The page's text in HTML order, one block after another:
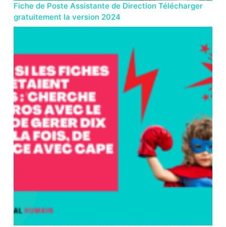
Fiche de Poste Assistante de Direction Télécharger
gratuitement la version 2024